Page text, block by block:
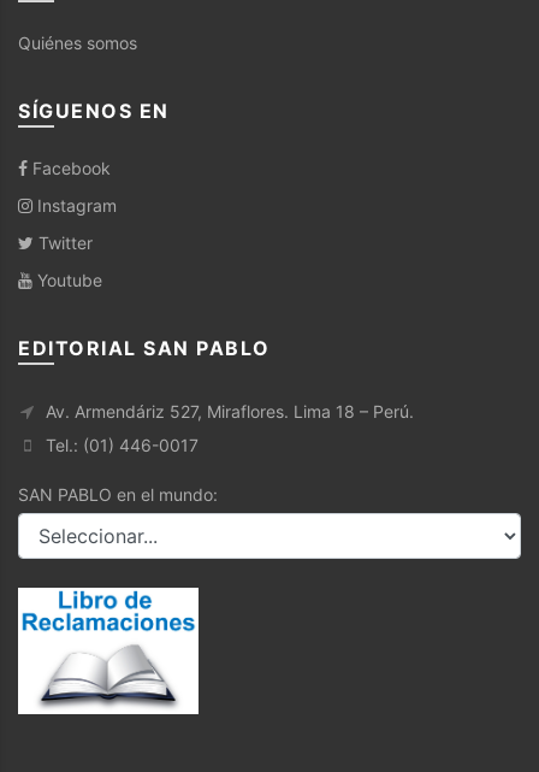
Quiénes somos
SÍGUENOS EN
Facebook
Instagram
Twitter
Youtube
EDITORIAL SAN PABLO
Av. Armendáriz 527, Miraflores. Lima 18 – Perú.
Tel.: (01) 446-0017
SAN PABLO en el mundo: